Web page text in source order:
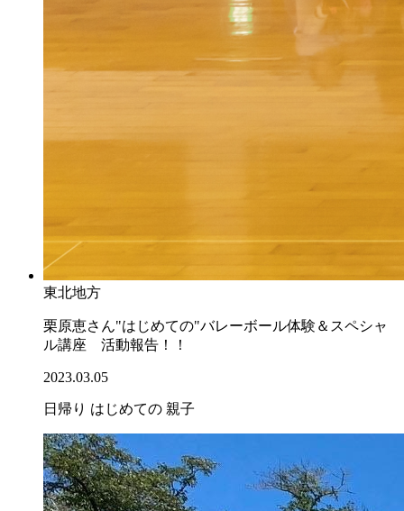
東北地方
栗原恵さん"はじめての"バレーボール体験＆スペシャ
ル講座 活動報告！！
2023.03.05
日帰り はじめての 親子